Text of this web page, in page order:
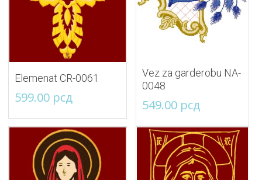
Elemenat CR-0061
599.00 рсд
Vez za garderobu NA-
0048
549.00 рсд